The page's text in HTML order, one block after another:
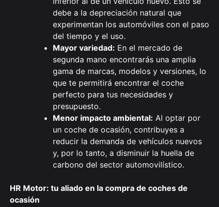
debe a la depreciación natural que
experimentan los automóviles con el paso
del tiempo y el uso.
Mayor variedad: En el mercado de
segunda mano encontrarás una amplia
gama de marcas, modelos y versiones, lo
que te permitirá encontrar el coche
perfecto para tus necesidades y
presupuesto.
Menor impacto ambiental: Al optar por
un coche de ocasión, contribuyes a
reducir la demanda de vehículos nuevos
y, por lo tanto, a disminuir la huella de
carbono del sector automovilístico.
HR Motor: tu aliado en la compra de coches de
ocasión